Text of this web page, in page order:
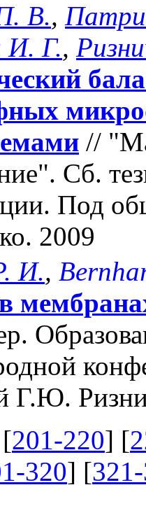
В.,
И. Г.,
//
Cб.
Под
2009
И.,
Г.Ю.
201-220] [
320] [